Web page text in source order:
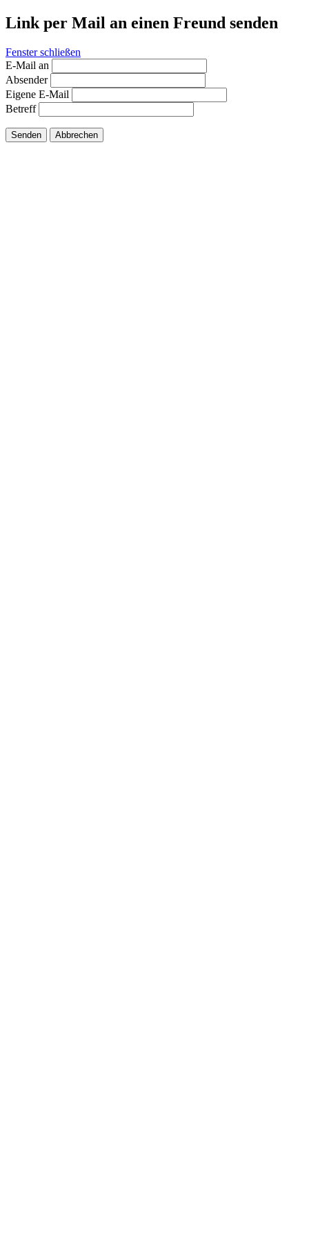
Link per Mail an einen Freund senden
Fenster schließen
E-Mail an
Absender
Eigene E-Mail
Betreff
Senden Abbrechen